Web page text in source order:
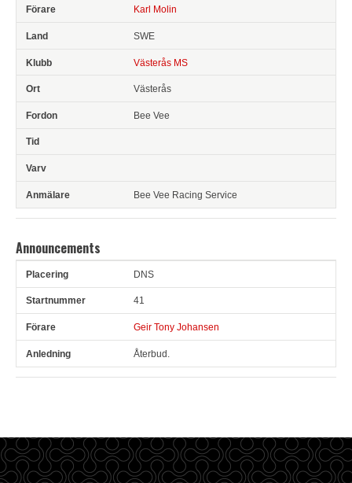
Karl Molin
SWE
Västerås MS
Västerås
Bee Vee
Bee Vee Racing Service
Announcements
Pl Snr Anledning
DNS
41
Geir Tony Johansen
Återbud.